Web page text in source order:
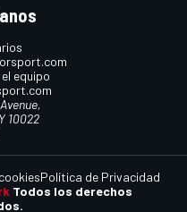
equipo
10022
Todos los derechos
Política de Privacidad